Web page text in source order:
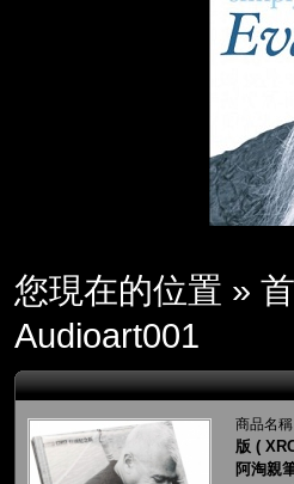
您現在的位置 »
Audioart001
商品名
版 (
阿淘親